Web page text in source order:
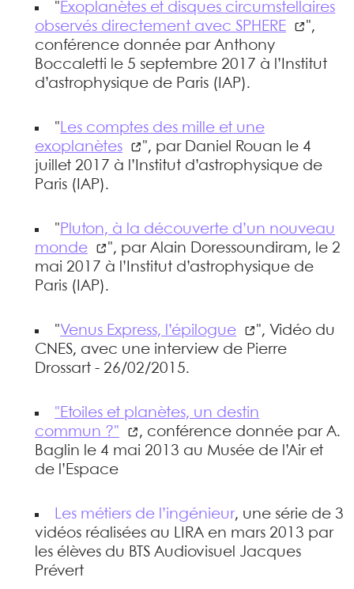
" Exoplanètes et disques circumstellaires
observés directement avec SPHERE
",
conférence donnée par Anthony
Boccaletti le 5 septembre 2017 à l’Institut
d’astrophysique de Paris (IAP).
" Les comptes des mille et une
exoplanètes
", par Daniel Rouan le 4
juillet 2017 à l’Institut d’astrophysique de
Paris (IAP).
" Pluton, à la découverte d’un nouveau
monde
", par Alain Doressoundiram, le 2
mai 2017 à l’Institut d’astrophysique de
Paris (IAP).
"Venus Express, l’épilogue
", Vidéo du
CNES, avec une interview de Pierre
Drossart - 26/02/2015.
"Etoiles et planètes, un destin
commun ?"
, conférence donnée par A.
Baglin le 4 mai 2013 au Musée de l’Air et
de l’Espace
Les métiers de l’ingénieur, une série de 3
vidéos réalisées au LIRA en mars 2013 par
les élèves du BTS Audiovisuel Jacques
Prévert